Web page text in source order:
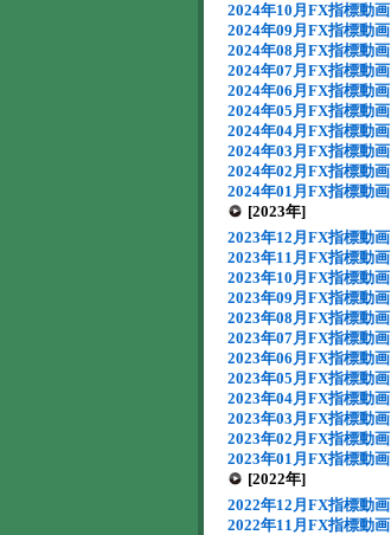
2024年10月FX指標動画
2024年09月FX指標動画
2024年08月FX指標動画
2024年07月FX指標動画
2024年06月FX指標動画
2024年05月FX指標動画
2024年04月FX指標動画
2024年03月FX指標動画
2024年02月FX指標動画
2024年01月FX指標動画
[2023年]
2023年12月FX指標動画
2023年11月FX指標動画
2023年10月FX指標動画
2023年09月FX指標動画
2023年08月FX指標動画
2023年07月FX指標動画
2023年06月FX指標動画
2023年05月FX指標動画
2023年04月FX指標動画
2023年03月FX指標動画
2023年02月FX指標動画
2023年01月FX指標動画
[2022年]
2022年12月FX指標動画
2022年11月FX指標動画